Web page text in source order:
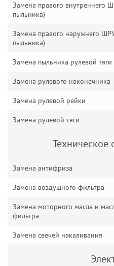
Замена правого внутреннего
пыльника)
Замена правого наружнего
пыльника)
Замена пыльника рулевой тяги
Замена рулевого наконечника
Замена рулевой рейки
Замена рулевой тяги
Техническое
Замена антифриза
Замена воздушного фильтра
Замена моторного масла и
фильтра
Замена свечей накаливания